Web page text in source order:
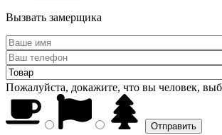
Вызвать замерщика
Пожалуйста, докажите, что вы человек,